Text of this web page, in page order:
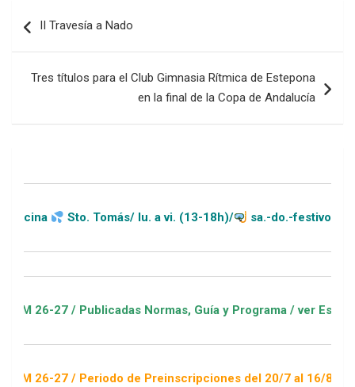
de
II Travesía a Nado
Tres títulos para el Club Gimnasia Rítmica de Estepona
en la final de la Copa de Andalucía
Sto. Tomás/ lu. a vi. (13-18h)/ sa.-do.-festivos (11-20h)
/ Publicadas Normas, Guía y Programa / ver Escuelas
/ Periodo de Preinscripciones del 20/7 al 16/8 / Sorteo 1 de